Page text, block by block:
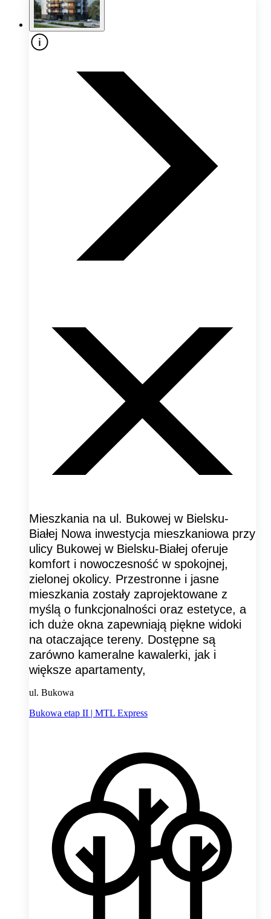
Mieszkania na ul. Bukowej w Bielsku-
Białej Nowa inwestycja mieszkaniowa przy
ulicy Bukowej w Bielsku-Białej oferuje
komfort i nowoczesność w spokojnej,
zielonej okolicy. Przestronne i jasne
mieszkania zostały zaprojektowane z
myślą o funkcjonalności oraz estetyce, a
ich duże okna zapewniają piękne widoki
na otaczające tereny. Dostępne są
zarówno kameralne kawalerki, jak i
większe apartamenty,
ul. Bukowa
Bukowa etap II | MTL Express